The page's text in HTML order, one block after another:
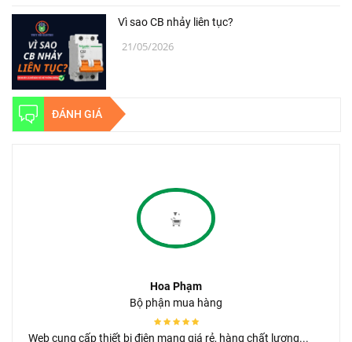
Vì sao CB nhảy liên tục?
21/05/2026
ĐÁNH GIÁ
Hoa Phạm
Bộ phận mua hàng
Web cung cấp thiết bị điện mạng giá rẻ, hàng chất lượng...